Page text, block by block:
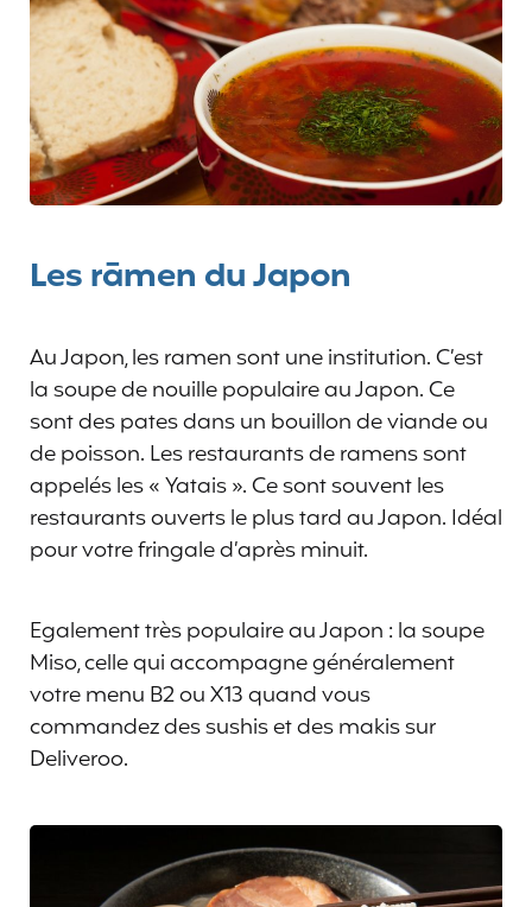
Les rāmen du Japon
Au Japon, les ramen sont une institution. C’est
la soupe de nouille populaire au Japon. Ce
sont des pates dans un bouillon de viande ou
de poisson. Les restaurants de ramens sont
appelés les « Yatais ». Ce sont souvent les
restaurants ouverts le plus tard au Japon. Idéal
pour votre fringale d’après minuit.
Egalement très populaire au Japon : la soupe
Miso, celle qui accompagne généralement
votre menu B2 ou X13 quand vous
commandez des sushis et des makis sur
Deliveroo.